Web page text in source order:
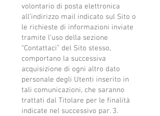
volontario di posta elettronica
all’indirizzo mail indicato sul Sito o
le richieste di informazioni inviate
tramite l’uso della sezione
“Contattaci” del Sito stesso,
comportano la successiva
acquisizione di ogni altro dato
personale degli Utenti inserito in
tali comunicazioni, che saranno
trattati dal Titolare per le finalità
indicate nel successivo par. 3.